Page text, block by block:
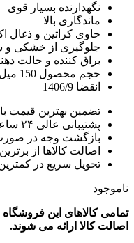
بسیار قوی
بالا
کراتین و ذغال اکتیو فعال
از خشکی و شکنندگی
کننده و حالت دهنده مو
محصول 150 میل
بهترین قیمت بازار
عالی ۲۴ ساعته، ۷ روز هفته
وجه در صورت ایراد در
کالاها از برترین برندها
سریع در کمترین زمان
این فروشگاه اورجینال
ارائه می شوند.